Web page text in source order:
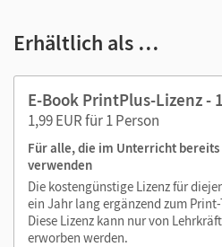
Lernen:
Notizen erstellen
Markierungen setzen
Lesezeichen hinzufügen
Suchen im Text
Zoomen
Erhältlich als …
E-Book PrintPlus-Lizenz -
1,99 EUR für 1 Person
Für alle, die im Unterricht
verwenden
Die kostengünstige Lizenz für
ein Jahr lang ergänzend zum
Diese Lizenz kann nur von
erworben werden.